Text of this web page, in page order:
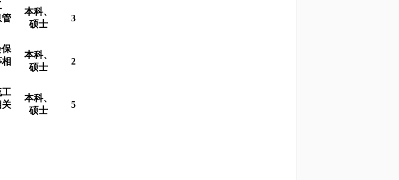
管
本科、
硕士
3
保
本科、
硕士
2
工
关
本科、
硕士
5